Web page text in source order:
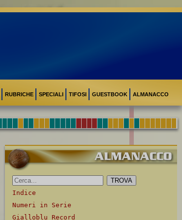
RUBRICHE SPECIALI TIFOSI GUESTBOOK ALMANACCO
Indice
Numeri in Serie
Gialloblu Record